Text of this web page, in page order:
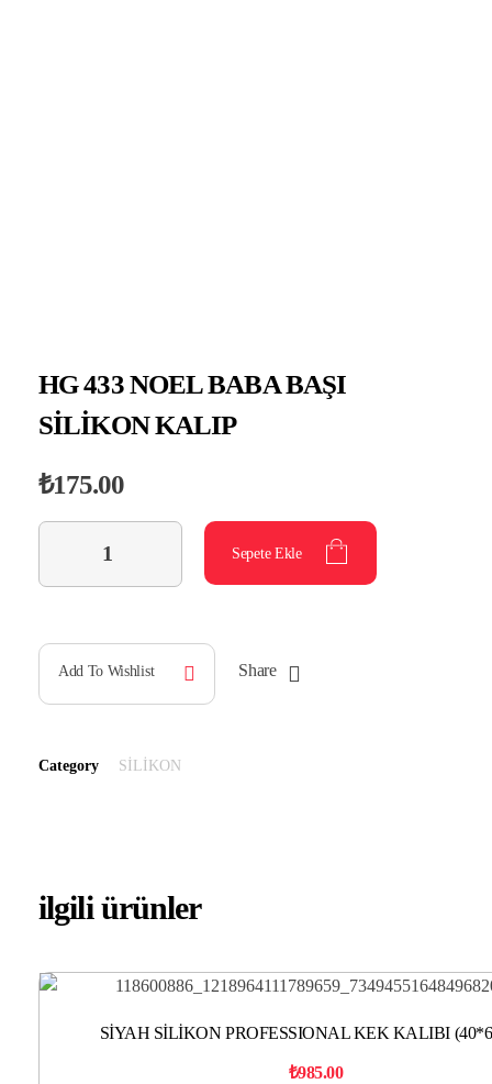
HG 433 NOEL BABA BAŞI
SİLİKON KALIP
₺175.00
Sepete Ekle
Add To Wishlist Share
Category SİLİKON
ilgili ürünler
SİYAH SİLİKON PROFESSIONAL KEK KALIBI
₺985.00